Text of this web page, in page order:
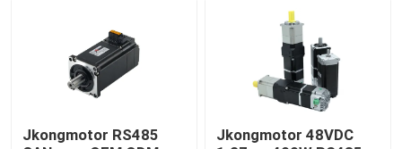
Jkongmotor RS485
Jkongmotor 48VDC